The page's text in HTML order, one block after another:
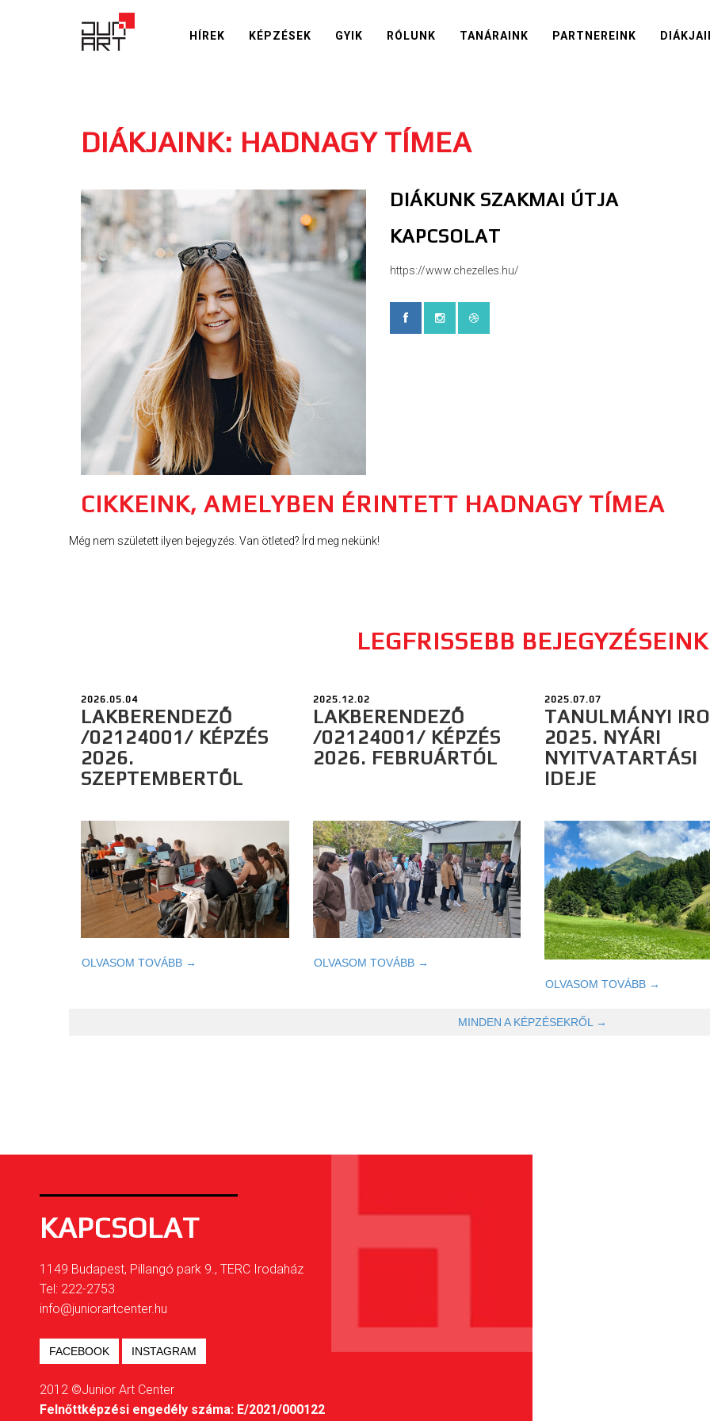
HÍREK KÉPZÉSEK GYIK RÓLUNK TANÁRAINK PARTNEREINK
DIÁKJAINK: HADNAGY TÍMEA
DIÁKUNK SZAKMAI ÚTJA
KAPCSOLAT
https://www.chezelles.hu/
CIKKEINK, AMELYBEN ÉRINTETT HADNAGY TÍMEA
Még nem született ilyen bejegyzés. Van ötleted? Írd meg nekünk!
LEGFRISSEBB BEJEGYZÉSEINK
2026.05.04
LAKBERENDEZŐ
/02124001/ KÉPZÉS
2026.
SZEPTEMBERTŐL
OLVASOM TOVÁBB →
2025.12.02
LAKBERENDEZŐ
/02124001/ KÉPZÉS
2026. FEBRUÁRTÓL
OLVASOM TOVÁBB →
2025.07.07
TANULMÁNYI
2025. NYÁRI
NYITVATARTÁSI
IDEJE
OLVASOM TOVÁBB →
MINDEN A KÉPZÉSEKRŐL →
KAPCSOLAT
1149 Budapest, Pillangó park 9., TERC Irodaház
Tel: 222-2753
info@juniorartcenter.hu
FACEBOOK INSTAGRAM
2012 ©Junior Art Center
Felnőttképzési engedély száma: E/2021/000122